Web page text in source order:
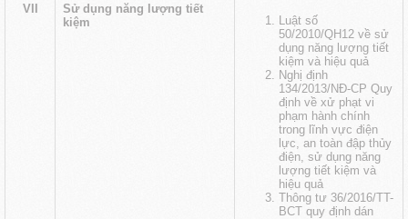
VII
Sử dụng năng lượng tiết
kiệm
Luật số
50/2010/QH12 về sử
dụng năng lượng tiết
kiệm và hiệu quả
Nghị định
134/2013/NĐ-CP Quy
định về xử phạt vi
phạm hành chính
trong lĩnh vực điện
lực, an toàn đập thủy
điện, sử dụng năng
lượng tiết kiệm và
hiệu quả
Thông tư 36/2016/TT-
BCT quy định dán